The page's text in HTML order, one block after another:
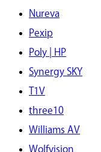
Nureva
Pexip
Poly | HP
Synergy SKY
T1V
three10
Williams AV
Wolfvision